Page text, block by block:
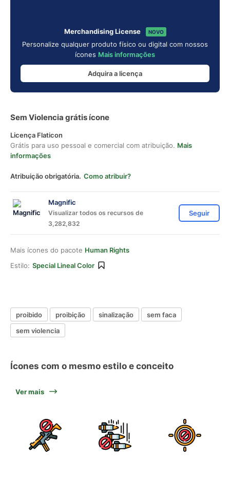
Merchandising License NOVO
Personalize qualquer produto físico ou digital com nossos
ícones Mais informações
Adquira a licença
Sem Violencia grátis ícone
Licença Flaticon
Grátis para uso pessoal e comercial com atribuição. Mais
informações
Atribuição obrigatória. Como atribuir?
Magnific
Visualizar todos os recursos de
3,282,832
Seguir
Mais ícones do pacote Human Rights
Estilo: Special Lineal Color
proibido proibição sinalização
sem faca
sem violencia
Ícones com o mesmo estilo e conceito
Ver mais